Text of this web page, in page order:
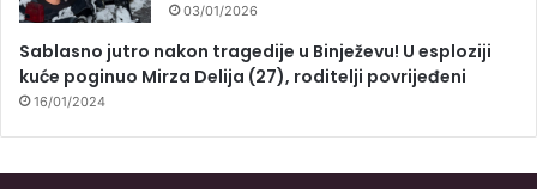
03/01/2026
Sablasno jutro nakon tragedije u Binježevu! U esploziji
kuće poginuo Mirza Delija (27), roditelji povrijeđeni
16/01/2024